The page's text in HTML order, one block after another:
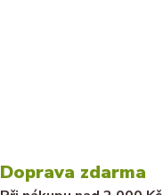
Doprava zdarma